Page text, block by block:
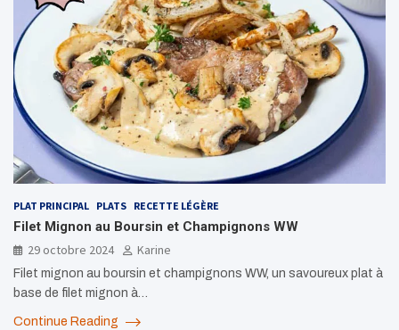
PLAT PRINCIPAL PLATS RECETTE LÉGÈRE
Filet Mignon au Boursin et Champignons WW
29 octobre 2024
Karine
Filet mignon au boursin et champignons WW, un savoureux plat à
base de filet mignon à…
Continue Reading